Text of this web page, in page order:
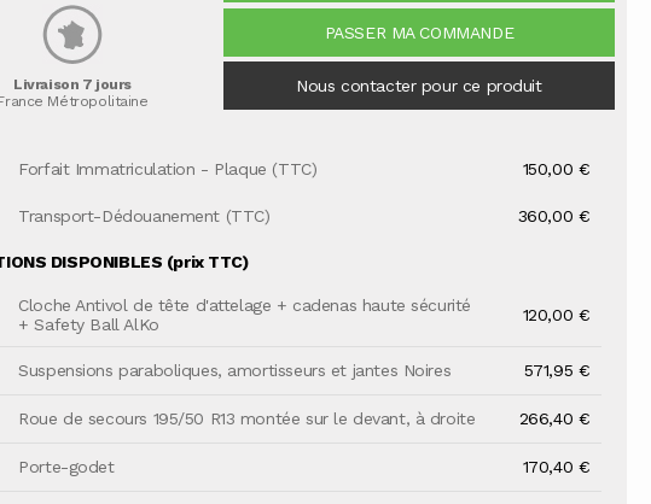
Livraison 7 jours
Métropolitaine
PASSER MA COMMANDE
Nous contacter pour ce produit
Forfait Immatriculation - Plaque (TTC) 150,00 €
Transport-Dédouanement (TTC) 360,00 €
DISPONIBLES (prix TTC)
Cloche Antivol de tête d'attelage + cadenas haute sécurité
+ Safety Ball AlKo
120,00 €
Suspensions paraboliques, amortisseurs et jantes Noires 571,95 €
Roue de secours 195/50 R13 montée sur le devant, à droite 266,40 €
Porte-godet 170,40 €